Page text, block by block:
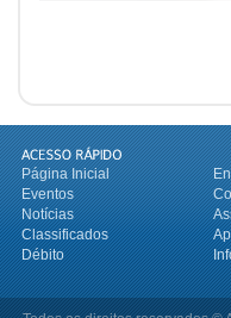
Página Inicial
Eventos
Notícias
Classificados
Débito